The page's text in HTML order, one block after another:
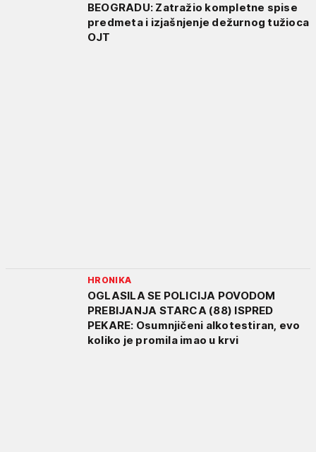
BEOGRADU: Zatražio kompletne spise
predmeta i izjašnjenje dežurnog tužioca
OJT
HRONIKA
OGLASILA SE POLICIJA POVODOM
PREBIJANJA STARCA (88) ISPRED
PEKARE: Osumnjičeni alkotestiran, evo
koliko je promila imao u krvi